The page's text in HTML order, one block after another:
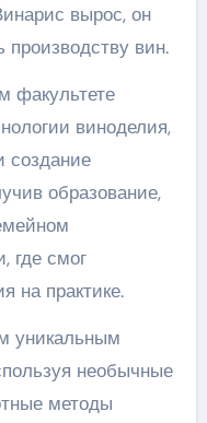
вырос, он
вин.
факультете
виноделия,
создание
образование,
где смог
на практике.
уникальным
необычные
методы